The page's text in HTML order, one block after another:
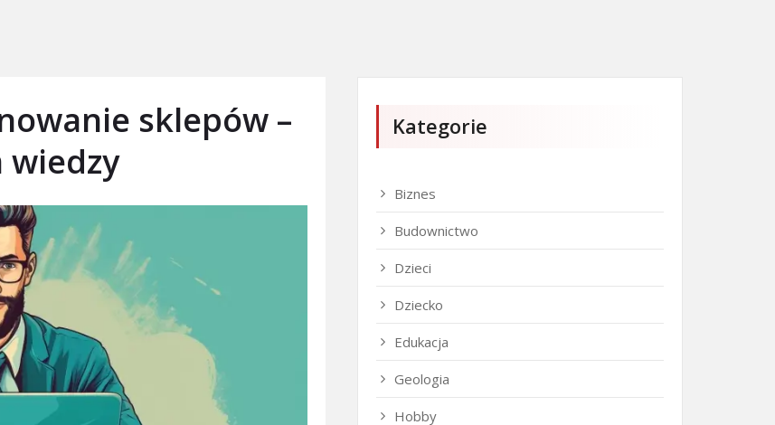
sklepów –
Kategorie
Biznes
Budownictwo
Dzieci
Dziecko
Edukacja
Geologia
Hobby